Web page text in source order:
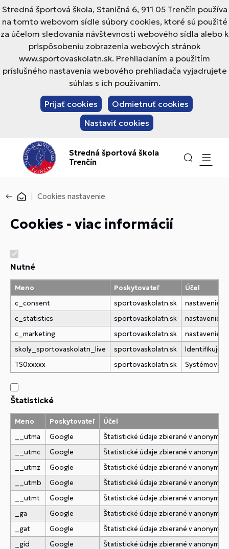
Stredná športová škola, Staničná 6, 911 05 Trenčín používa
na tomto webovom sídle súbory cookies, ktoré sú použité
za účelom sledovania návštevnosti webového sídla alebo k
prispôsobeniu zobrazenia webových stránok
www.sportovaskolatn.sk. Prehliadaním a použitím
príslušného nastavenia webového prehliadača vyjadrujete
súhlas s ich používaním.
Prijať cookies
Odmietnuť cookies
Nastaviť cookies
Stredná športová škola
Trenčín
Cookies nastavenie
Cookies - viac informácií
Nutné
Meno Poskytovateľ
Účel
c_consent
sportovaskolatn.sk
nastavenie
c_statistics
sportovaskolatn.sk
nastavenie
c_marketing
sportovaskolatn.sk
nastavenie
skoly_sportovaskolatn_live
sportovaskolatn.sk
Identifikuje
TS0xxxxx
sportovaskolatn.sk Systémová
Štatistické
Meno Poskytovateľ
Účel
__utma
Google
Štatistické údaje zbierané v
__utmc
Google
Štatistické údaje zbierané v
__utmz
Google
Štatistické údaje zbierané v
__utmb
Google
Štatistické údaje zbierané v
__utmt
Google
Štatistické údaje zbierané v
_ga
Google
Štatistické údaje zbierané v
_gat
Google
Štatistické údaje zbierané v
_gid
Google Štatistické údaje zbierané v